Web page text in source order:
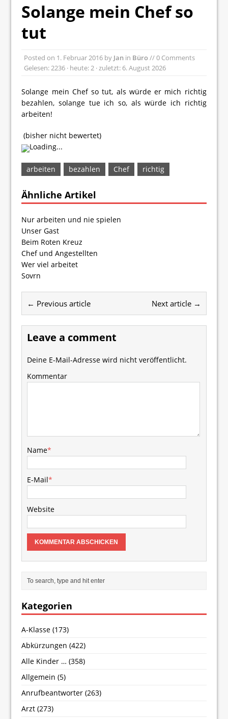
Solange mein Chef so
tut
Posted on 1. Februar 2016 by Jan in Büro// 0 Comments
Gelesen: 2236 · heute: 2 · zuletzt: 6. August 2026
Solange mein Chef so tut, als würde er mich richtig
bezahlen, solange tue ich so, als würde ich richtig
arbeiten!
(bisher nicht bewertet)
Loading...
arbeiten bezahlen Chef richtig
Ähnliche Artikel
Nur arbeiten und nie spielen
Unser Gast
Beim Roten Kreuz
Chef und Angestellten
Wer viel arbeitet
Sovrn
← Previous article Next article →
Leave a comment
Deine E-Mail-Adresse wird nicht veröffentlicht.
Kommentar
Name*
E-Mail*
Website
Kategorien
A-Klasse (173)
Abkürzungen (422)
Alle Kinder … (358)
Allgemein (5)
Anrufbeantworter (263)
Arzt (273)